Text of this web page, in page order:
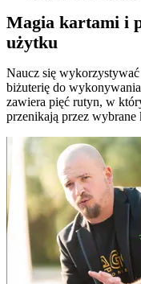
Magia kartami i
użytku
Naucz się
biżuterię do
zawiera pięć rutyn, w
przenikają przez wybrane